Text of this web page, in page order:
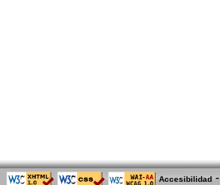
Accesibilidad -